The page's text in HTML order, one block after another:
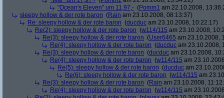
"Ocean's Eleven" um 11,97,- (Pomm1 am 22.10.2008,
sleepy hollow & der rote baron (Rain am 23.10.2008, 08:13:37)
Re: sleepy hollow & der rote baron (ducduc am 23.10.2008, 10:22:17)
Re(2): sleepy hollow & der rote baron (w114/115 am 23.10.2008,
Re(3): sleepy hollow & der rote baron (User6465 am 23.10.2008,
Re(4): sleepy hollow & der rote baron (ducduc am 23.10.2008,
Re(3): sleepy hollow & der rote baron (ducduc am 23.10.2008,
Re(4): sleepy hollow & der rote baron (w114/115 am
Re(5): sleepy hollow & der rote baron (ducduc am
Re(6): sleepy hollow & der rote baron (w114/115 am
Re(3): sleepy hollow & der rote baron (Rain am 23.10.2008,
Re(4): sleepy hollow & der rote baron (w114/115 am